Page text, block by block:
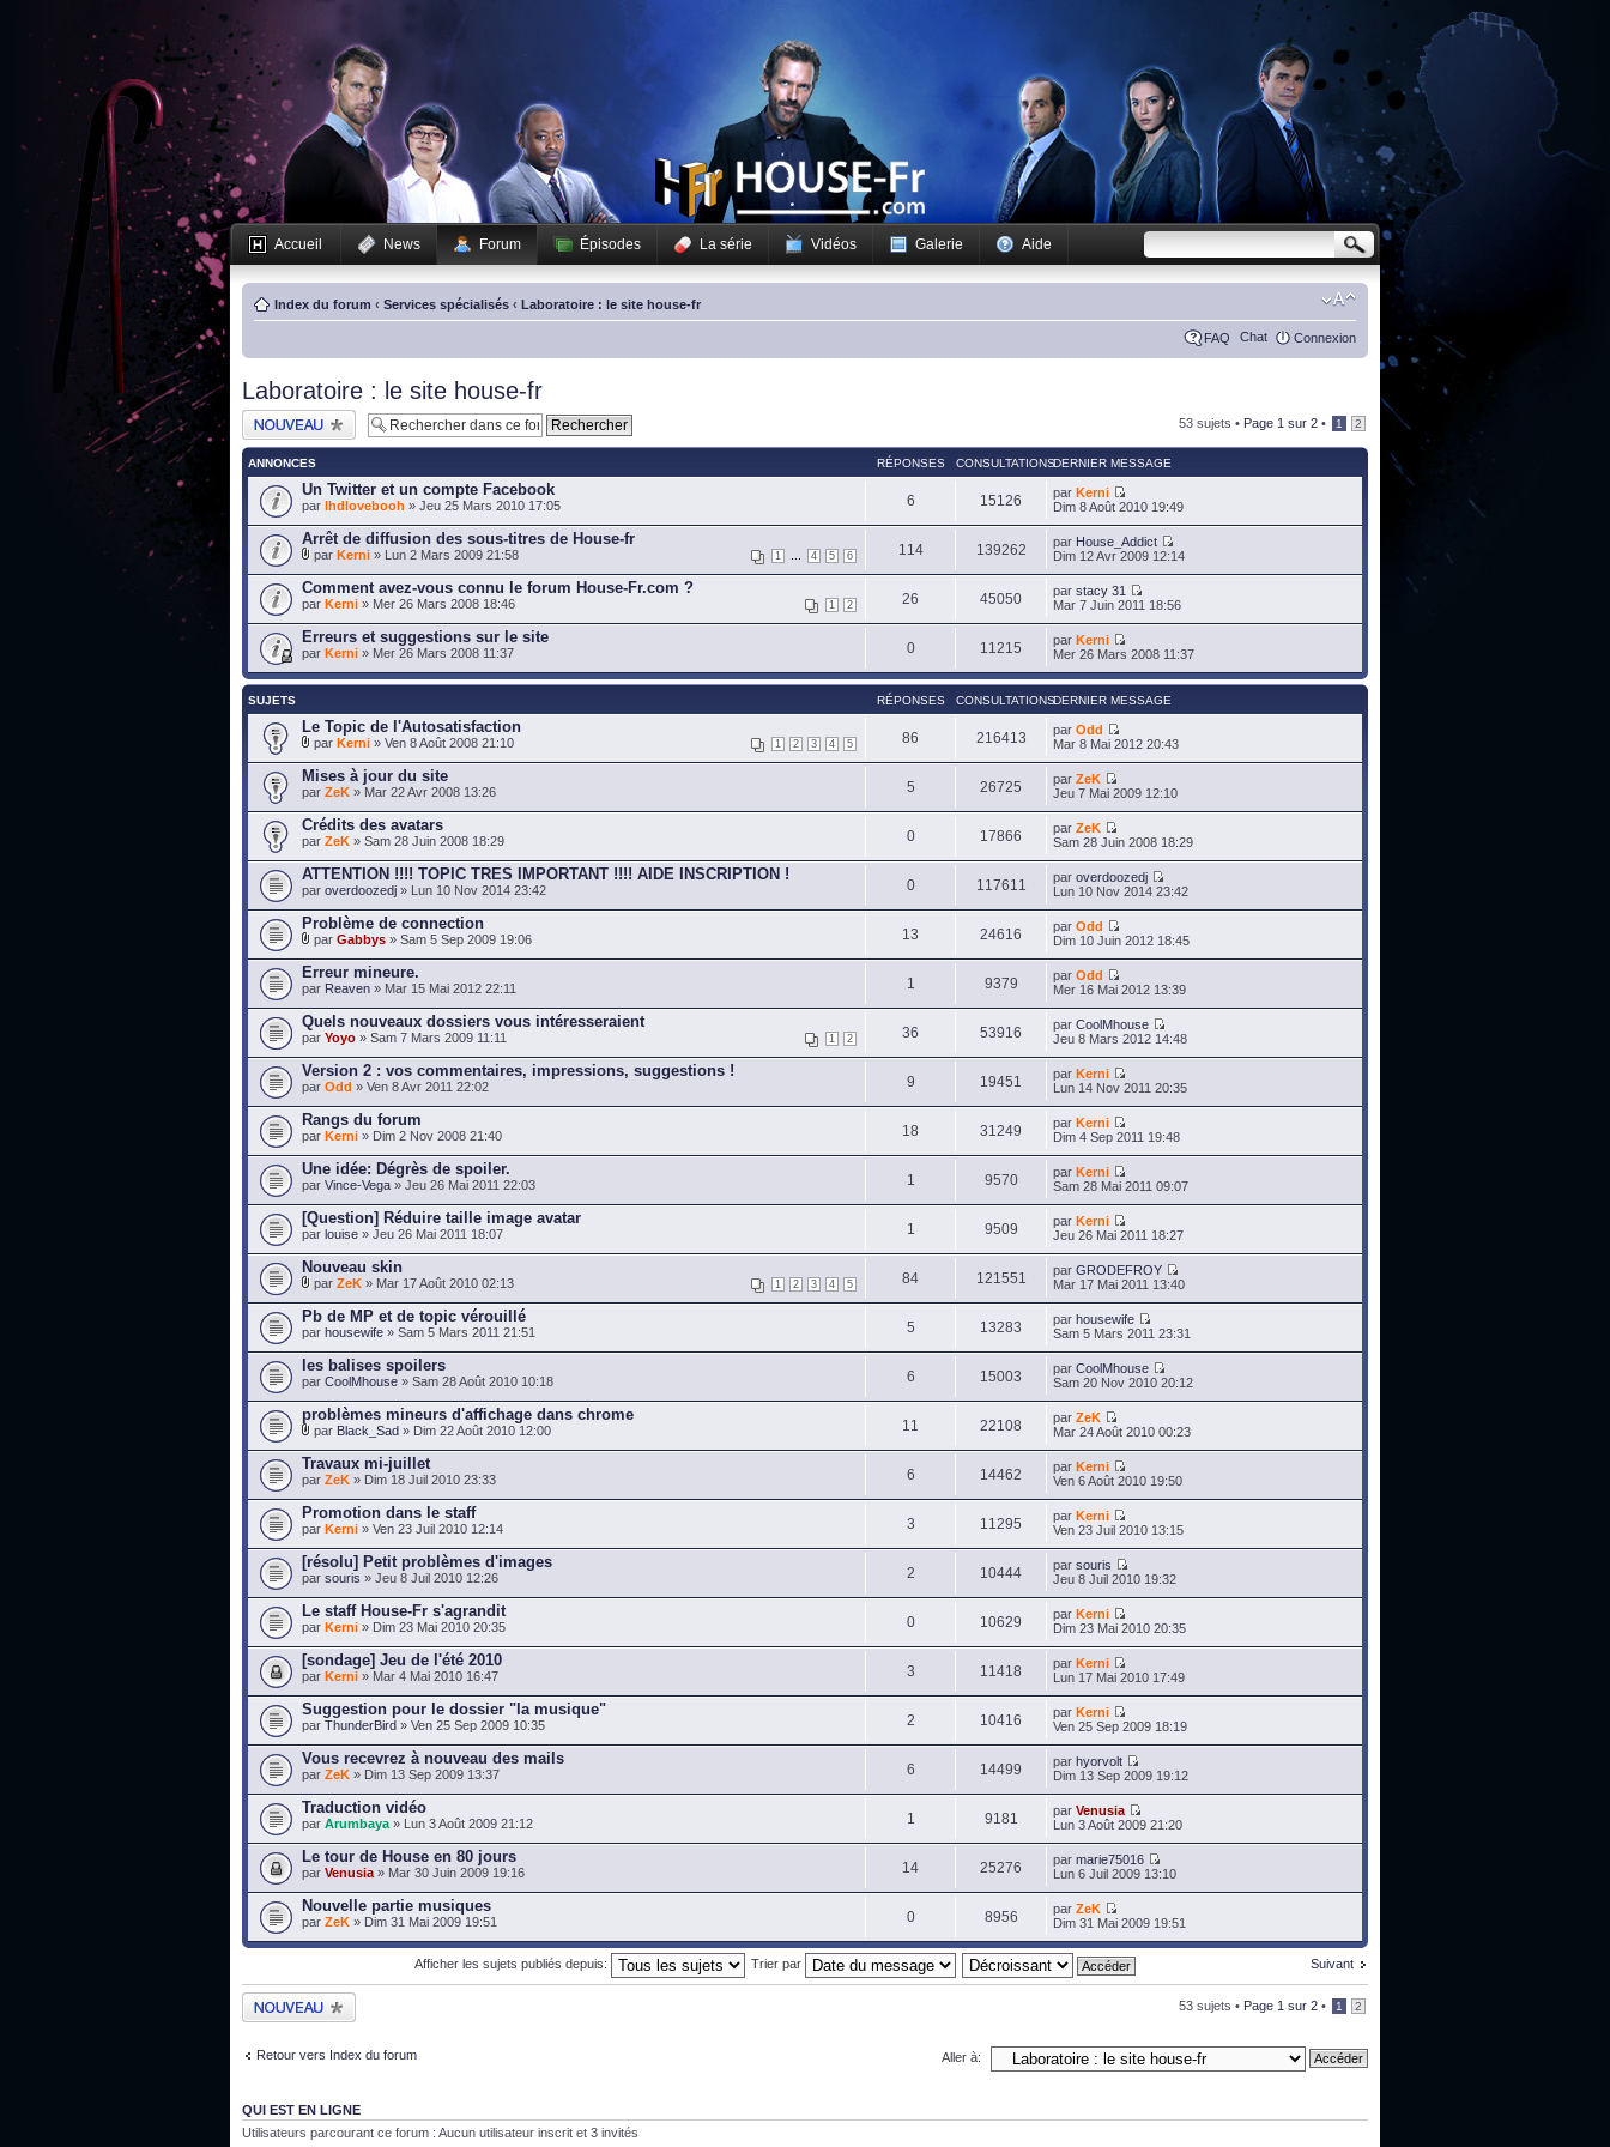
Accueil News Forum Épisodes La série Vidéos Galerie Aide
Index du forum ‹ Services spécialisés ‹ Laboratoire : le site house-fr
FAQ Chat Connexion
Laboratoire : le site house-fr
Publier un nouveau
sujet
53 sujets • Page 1 sur 2 • 1 2
ANNONCES RÉPONSES CONSULTATIONSDERNIER MESSAGE
Un Twitter et un compte Facebook
par lhdlovebooh » Jeu 25 Mars 2010 17:05 6 15126 par Kerni
Dim 8 Août 2010 19:49
Arrêt de diffusion des sous-titres de House-fr
1 4 5 6
par Kerni » Lun 2 Mars 2009 21:58 114 139262 par House_Addict
Dim 12 Avr 2009 12:14
Comment avez-vous connu le forum House-Fr.com ?
1 2
par Kerni » Mer 26 Mars 2008 18:46 26 45050 par stacy 31
Mar 7 Juin 2011 18:56
Erreurs et suggestions sur le site
par Kerni » Mer 26 Mars 2008 11:37 0 11215 par Kerni
Mer 26 Mars 2008 11:37
SUJETS RÉPONSES CONSULTATIONSDERNIER MESSAGE
Le Topic de l'Autosatisfaction
1 2 3 4 5
par Kerni » Ven 8 Août 2008 21:10 86 216413 par Odd
Mar 8 Mai 2012 20:43
Mises à jour du site
par ZeK » Mar 22 Avr 2008 13:26 5 26725 par ZeK
Jeu 7 Mai 2009 12:10
Crédits des avatars
par ZeK » Sam 28 Juin 2008 18:29 0 17866 par ZeK
Sam 28 Juin 2008 18:29
ATTENTION !!!! TOPIC TRES IMPORTANT !!!! AIDE INSCRIPTION !
par overdoozedj » Lun 10 Nov 2014 23:42 0 117611 par overdoozedj
Lun 10 Nov 2014 23:42
Problème de connection
par Gabbys » Sam 5 Sep 2009 19:06 13 24616 par Odd
Dim 10 Juin 2012 18:45
Erreur mineure.
par Reaven » Mar 15 Mai 2012 22:11 1 9379 par Odd
Mer 16 Mai 2012 13:39
Quels nouveaux dossiers vous intéresseraient
1 2
par Yoyo » Sam 7 Mars 2009 11:11 36 53916 par CoolMhouse
Jeu 8 Mars 2012 14:48
Version 2 : vos commentaires, impressions, suggestions !
par Odd » Ven 8 Avr 2011 22:02 9 19451 par Kerni
Lun 14 Nov 2011 20:35
Rangs du forum
par Kerni » Dim 2 Nov 2008 21:40 18 31249 par Kerni
Dim 4 Sep 2011 19:48
Une idée: Dégrès de spoiler.
par Vince-Vega » Jeu 26 Mai 2011 22:03 1 9570 par Kerni
Sam 28 Mai 2011 09:07
[Question] Réduire taille image avatar
par louise » Jeu 26 Mai 2011 18:07 1 9509 par Kerni
Jeu 26 Mai 2011 18:27
Nouveau skin
1 2 3 4 5
par ZeK » Mar 17 Août 2010 02:13 84 121551 par GRODEFROY
Mar 17 Mai 2011 13:40
Pb de MP et de topic vérouillé
par housewife » Sam 5 Mars 2011 21:51 5 13283 par housewife
Sam 5 Mars 2011 23:31
les balises spoilers
par CoolMhouse » Sam 28 Août 2010 10:18 6 15003 par CoolMhouse
Sam 20 Nov 2010 20:12
problèmes mineurs d'affichage dans chrome
par Black_Sad » Dim 22 Août 2010 12:00 11 22108 par ZeK
Mar 24 Août 2010 00:23
Travaux mi-juillet
par ZeK » Dim 18 Juil 2010 23:33 6 14462 par Kerni
Ven 6 Août 2010 19:50
Promotion dans le staff
par Kerni » Ven 23 Juil 2010 12:14 3 11295 par Kerni
Ven 23 Juil 2010 13:15
[résolu] Petit problèmes d'images
par souris » Jeu 8 Juil 2010 12:26 2 10444 par souris
Jeu 8 Juil 2010 19:32
Le staff House-Fr s'agrandit
par Kerni » Dim 23 Mai 2010 20:35 0 10629 par Kerni
Dim 23 Mai 2010 20:35
[sondage] Jeu de l'été 2010
par Kerni » Mar 4 Mai 2010 16:47 3 11418 par Kerni
Lun 17 Mai 2010 17:49
Suggestion pour le dossier "la musique"
par ThunderBird » Ven 25 Sep 2009 10:35 2 10416 par Kerni
Ven 25 Sep 2009 18:19
Vous recevrez à nouveau des mails
par ZeK » Dim 13 Sep 2009 13:37 6 14499 par hyorvolt
Dim 13 Sep 2009 19:12
Traduction vidéo
par Arumbaya » Lun 3 Août 2009 21:12 1 9181 par Venusia
Lun 3 Août 2009 21:20
Le tour de House en 80 jours
par Venusia » Mar 30 Juin 2009 19:16 14 25276 par marie75016
Lun 6 Juil 2009 13:10
Nouvelle partie musiques
par ZeK » Dim 31 Mai 2009 19:51 0 8956 par ZeK
Dim 31 Mai 2009 19:51
Suivant
Afficher les sujets publiés depuis: Trier par
Publier un nouveau
sujet
53 sujets • Page 1 sur 2 • 1 2
Retour vers Index du forum Aller à:
QUI EST EN LIGNE
Utilisateurs parcourant ce forum : Aucun utilisateur inscrit et 3 invités